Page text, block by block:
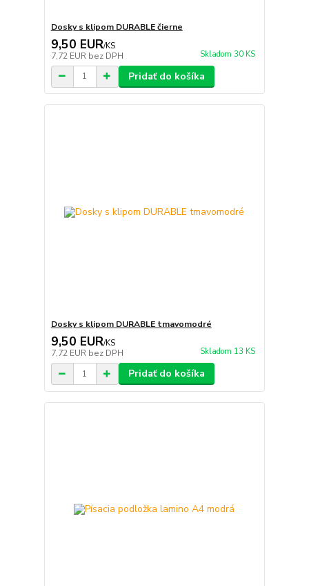
Dosky s klipom DURABLE čierne
9,50 EUR/KS
7,72 EUR bez DPH Skladom 30 KS
Pridať do košíka
Dosky s klipom DURABLE tmavomodré
9,50 EUR/KS
7,72 EUR bez DPH Skladom 13 KS
Pridať do košíka